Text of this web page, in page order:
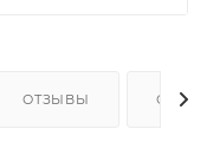
ОТЗЫВЫ